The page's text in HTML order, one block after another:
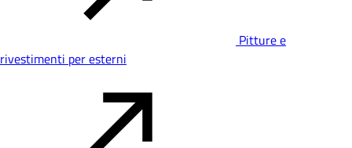
Pitture e
rivestimenti per esterni